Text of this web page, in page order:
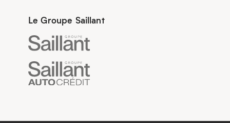
Le Groupe Saillant